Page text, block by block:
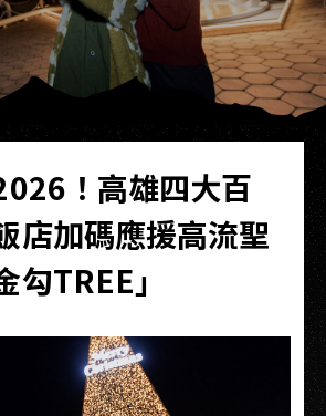
！高雄四大百
店加碼應援高流聖
TREE」